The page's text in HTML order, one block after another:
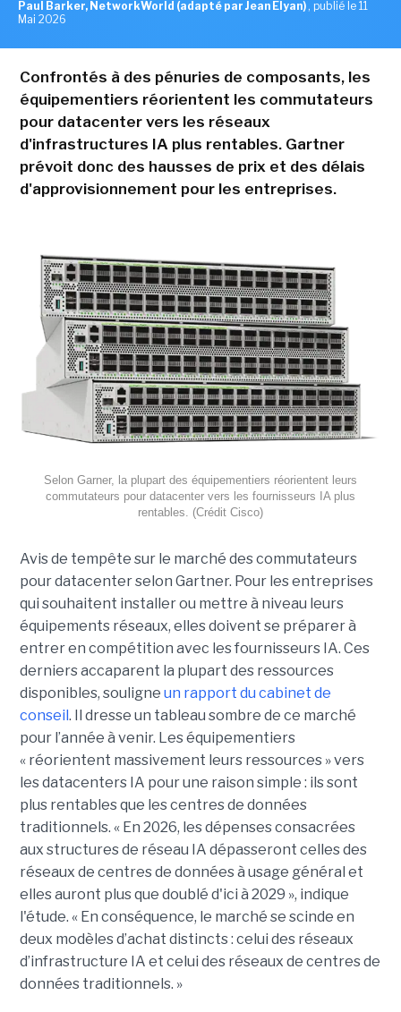
Paul Barker, NetworkWorld (adapté par Jean Elyan) , publié le 11
Mai 2026
Confrontés à des pénuries de composants, les
équipementiers réorientent les commutateurs
pour datacenter vers les réseaux
d'infrastructures IA plus rentables. Gartner
prévoit donc des hausses de prix et des délais
d'approvisionnement pour les entreprises.
Selon Garner, la plupart des équipementiers réorientent leurs
commutateurs pour datacenter vers les fournisseurs IA plus
rentables. (Crédit Cisco)
Avis de tempête sur le marché des commutateurs
pour datacenter selon Gartner. Pour les entreprises
qui souhaitent installer ou mettre à niveau leurs
équipements réseaux, elles doivent se préparer à
entrer en compétition avec les fournisseurs IA. Ces
derniers accaparent la plupart des ressources
disponibles, souligne un rapport du cabinet de
conseil. Il dresse un tableau sombre de ce marché
pour l’année à venir. Les équipementiers
« réorientent massivement leurs ressources » vers
les datacenters IA pour une raison simple : ils sont
plus rentables que les centres de données
traditionnels. « En 2026, les dépenses consacrées
aux structures de réseau IA dépasseront celles des
réseaux de centres de données à usage général et
elles auront plus que doublé d'ici à 2029 », indique
l'étude. « En conséquence, le marché se scinde en
deux modèles d’achat distincts : celui des réseaux
d’infrastructure IA et celui des réseaux de centres de
données traditionnels. »